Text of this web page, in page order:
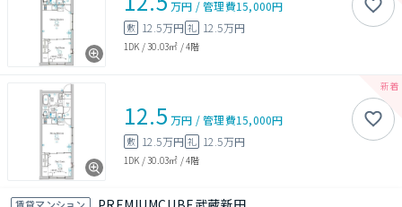
万円 /管理費15,000円
敷 12.5万円 礼 12.5万円
1DK /30.03㎡ /4階
12.5 万円 /管理費15,000円
敷 12.5万円 礼 12.5万円
1DK /30.03㎡ /4階
賃貸マンション